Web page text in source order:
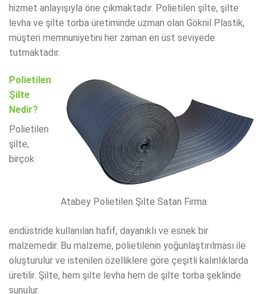
hizmet anlayışıyla öne çıkmaktadır. Polietilen şilte, şilte
levha ve şilte torba üretiminde uzman olan Göknil Plastik,
müşteri memnuniyetini her zaman en üst seviyede
tutmaktadır.
Atabey Polietilen Şilte Satan Firma
Polietilen
Şilte
Nedir?
Polietilen
şilte,
birçok
endüstride kullanılan hafif, dayanıklı ve esnek bir
malzemedir. Bu malzeme, polietilenin yoğunlaştırılması ile
oluşturulur ve istenilen özelliklere göre çeşitli kalınlıklarda
üretilir. Şilte, hem şilte levha hem de şilte torba şeklinde
sunulur.